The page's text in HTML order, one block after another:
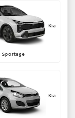
Kia
Sportage
Kia